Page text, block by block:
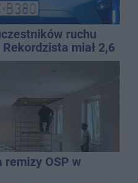
ruchu
miał 2,6
remizy OSP w